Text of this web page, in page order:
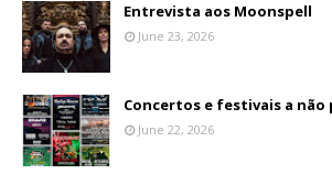
Entrevista aos Moonspell
June 23, 2026
Concertos e festivais a não
June 22, 2026